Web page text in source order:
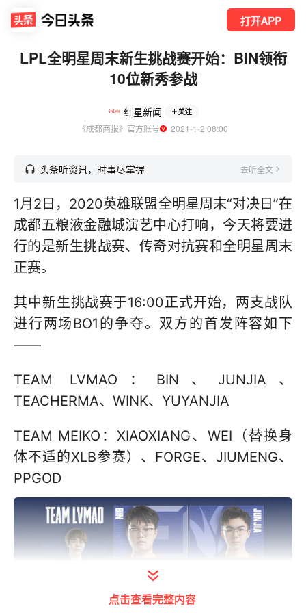
打开APP
LPL全明星周末新生挑战赛开始：BIN领衔
10位新秀参战
红星新闻 关注
《成都商报》官方账号
  2021-1-2 08:00
头条听资讯，时事尽掌握 去听全文
1月2日，2020英雄联盟全明星周末“对决日”在
成都五粮液金融城演艺中心打响，今天将要进
行的是新生挑战赛、传奇对抗赛和全明星周末
正赛。
其中新生挑战赛于16:00正式开始，两支战队
进行两场BO1的争夺。双方的首发阵容如下
——
TEAM LVMAO：BIN、JUNJIA、
TEACHERMA、WINK、YUYANJIA
TEAM MEIKO：XIAOXIANG、WEI（替换身
体不适的XLB参赛）、FORGE、JIUMENG、
PPGOD
点击查看完整内容